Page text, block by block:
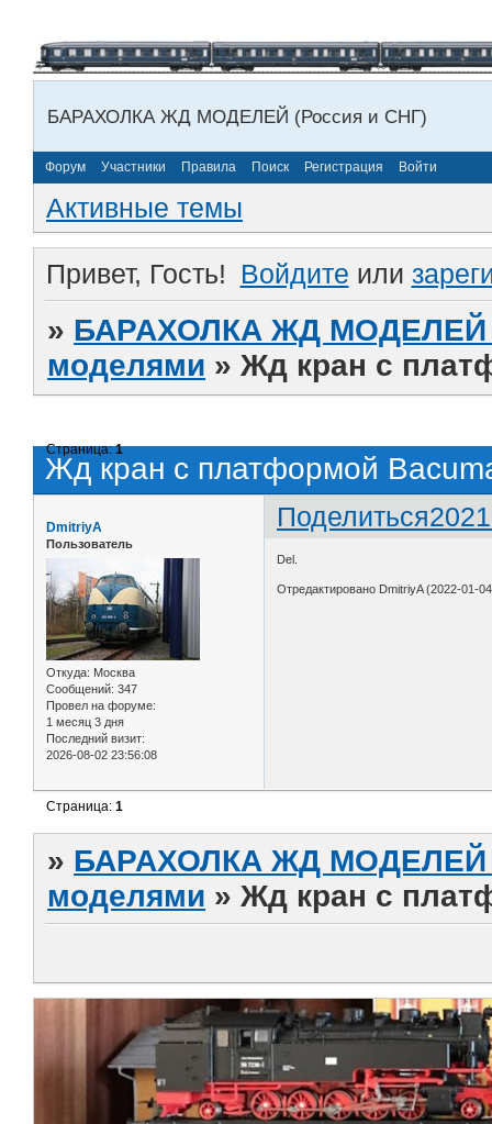
БАРАХОЛКА ЖД МОДЕЛЕЙ (Россия и СНГ)
Форум Участники Правила Поиск Регистрация Войти
Активные темы
Привет, Гость! Войдите или
» БАРАХОЛКА ЖД МОДЕЛЕЙ
моделями »Жд кран с
Жд кран с платформой
Страница:1
Поделиться
DmitriyA
Пользователь
Откуда: Москва
Сообщений: 347
Провел на форуме:
1 месяц 3 дня
Последний визит:
2026-08-02 23:56:08
Del.
Отредактировано DmitriyA (2022-01-
Страница:1
» БАРАХОЛКА ЖД МОДЕЛЕЙ
моделями »Жд кран с